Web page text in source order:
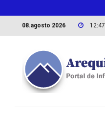
08.agosto 2026 12:47